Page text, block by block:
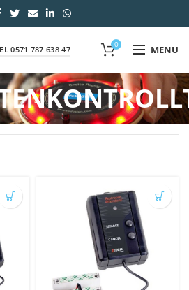
0571 787 638 47
0 MENU